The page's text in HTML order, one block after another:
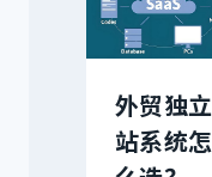
外贸独立
站系统怎